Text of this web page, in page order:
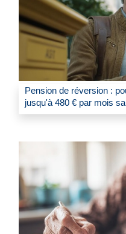
Pension de réversion :
jusqu'à 480 € par mois